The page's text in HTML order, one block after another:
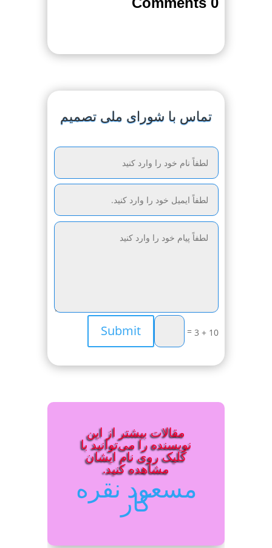
تماس با شورای ملی تصمیم
10 + 3
=
Submit
مقالات بیشتر از این
نویسنده را می‌توانید با
کلیک روی نام ایشان
مشاهده کنید.
مسعود نقره
کار